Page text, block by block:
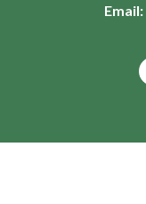
Email: